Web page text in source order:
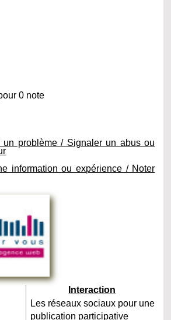
0 note
un problème / Signaler un abus ou
information ou expérience / Noter
Interaction
Les réseaux sociaux pour une
publication participative